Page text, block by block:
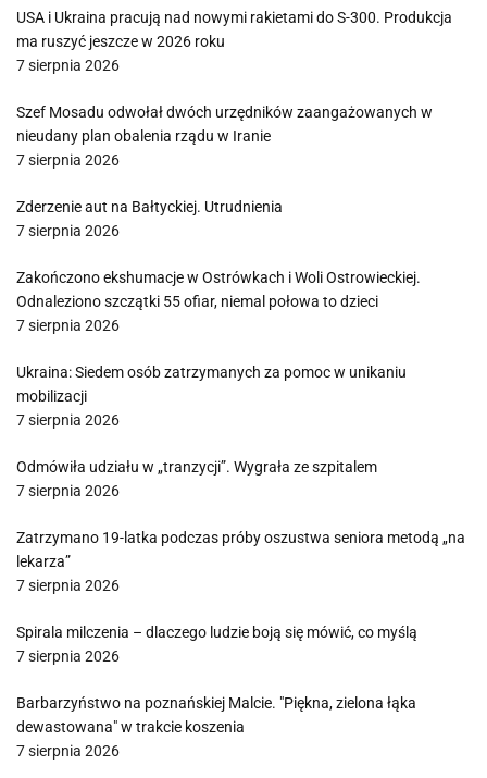
USA i Ukraina pracują nad nowymi rakietami do S-300. Produkcja
ma ruszyć jeszcze w 2026 roku
7 sierpnia 2026
Szef Mosadu odwołał dwóch urzędników zaangażowanych w
nieudany plan obalenia rządu w Iranie
7 sierpnia 2026
Zderzenie aut na Bałtyckiej. Utrudnienia
7 sierpnia 2026
Zakończono ekshumacje w Ostrówkach i Woli Ostrowieckiej.
Odnaleziono szczątki 55 ofiar, niemal połowa to dzieci
7 sierpnia 2026
Ukraina: Siedem osób zatrzymanych za pomoc w unikaniu
mobilizacji
7 sierpnia 2026
Odmówiła udziału w „tranzycji”. Wygrała ze szpitalem
7 sierpnia 2026
Zatrzymano 19-latka podczas próby oszustwa seniora metodą „na
lekarza”
7 sierpnia 2026
Spirala milczenia – dlaczego ludzie boją się mówić, co myślą
7 sierpnia 2026
Barbarzyństwo na poznańskiej Malcie. "Piękna, zielona łąka
dewastowana" w trakcie koszenia
7 sierpnia 2026